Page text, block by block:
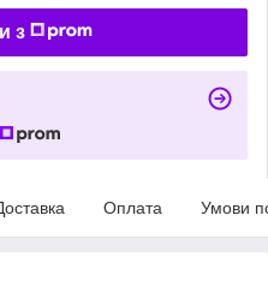
з
Оплата Умови